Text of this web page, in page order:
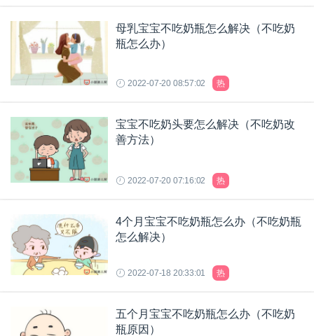
母乳宝宝不吃奶瓶怎么解决（不吃奶
瓶怎么办）
2022-07-20 08:57:02 热
宝宝不吃奶头要怎么解决（不吃奶改
善方法）
2022-07-20 07:16:02 热
4个月宝宝不吃奶瓶怎么办（不吃奶瓶
怎么解决）
2022-07-18 20:33:01 热
五个月宝宝不吃奶瓶怎么办（不吃奶
瓶原因）